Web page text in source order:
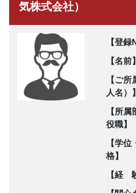
気株式会社）
【登録
【名前】
【ご所
人名）】
【所属
役職】
【学位
格】
【経